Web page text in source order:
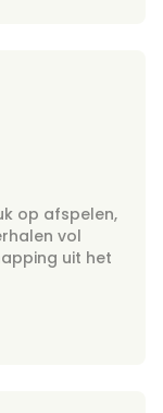
op afspelen,
vol
uit het